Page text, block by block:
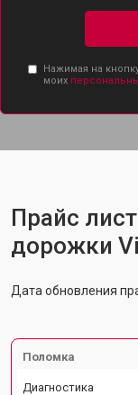
Нажимая на
моих
Прайс
дорожки
Дата обновления
Поломка
Диагностика